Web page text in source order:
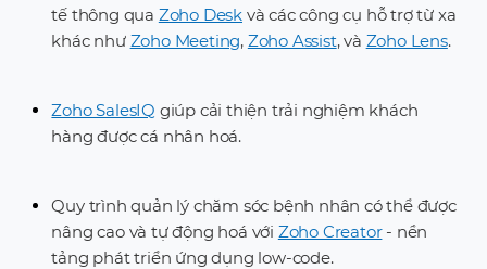
tế thông qua Zoho Desk và các công cụ hỗ trợ từ xa
khác như Zoho Meeting, Zoho Assist, và Zoho Lens.
Zoho SalesIQ giúp cải thiện trải nghiệm khách
hàng được cá nhân hoá.
Quy trình quản lý chăm sóc bệnh nhân có thể được
nâng cao và tự động hoá với Zoho Creator- nền
tảng phát triển ứng dụng low-code.